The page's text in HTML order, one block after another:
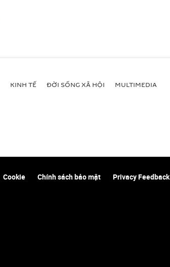
KINH TẾ ĐỜI SỐNG XÃ HỘI MULTIMEDIA
Cookie Chính sách bảo mật Privacy Feedback